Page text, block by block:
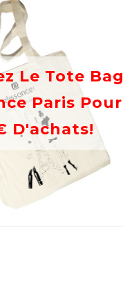
Le Tote Bag
Paris Pour
D'achats!